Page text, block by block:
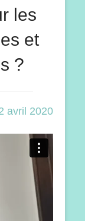
les
et
?
avril 2020